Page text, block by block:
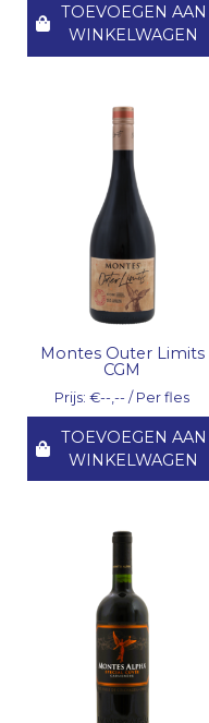
TOEVOEGEN AAN
WINKELWAGEN
Montes Outer Limits
CGM
Prijs: €--,-- / Per fles
TOEVOEGEN AAN
WINKELWAGEN